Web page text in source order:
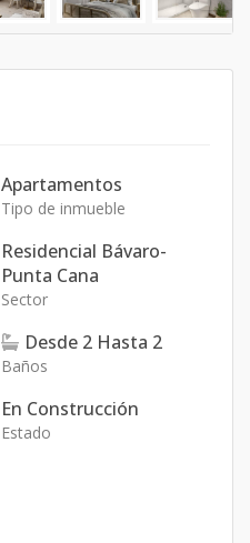
Apartamentos
Tipo de inmueble
Residencial Bávaro-
Punta Cana
Sector
Desde 2 Hasta 2
Baños
En Construcción
Estado